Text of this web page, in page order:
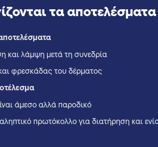
τα
και λάμψη μετά τη συνεδρία
φρεσκάδας του δέρματος
άμεσο αλλά παροδικό
πρωτόκολλο για διατήρηση και